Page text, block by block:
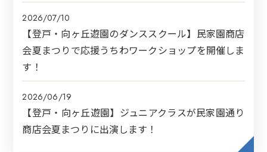
2026/07/10
【登戸・向ヶ丘遊園のダンススクール】民家園商店
会夏まつりで応援うちわワークショップを開催しま
す！
2026/06/19
【登戸・向ヶ丘遊園】ジュニアクラスが民家園通り
商店会夏まつりに出演します！